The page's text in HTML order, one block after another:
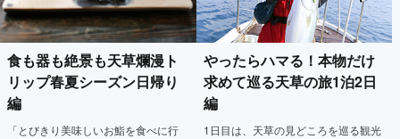
食も器も絶景も天草爛漫ト
リップ春夏シーズン日帰り
編
「とびきり美味しいお鮨を食べに行
やったらハマる！ 本物だけ
求めて巡る天草の旅1泊2日
編
1日目は、天草の見どころを巡る観光